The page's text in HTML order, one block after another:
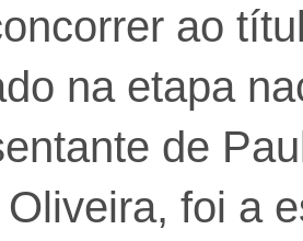
ao
na etapa
de
foi a